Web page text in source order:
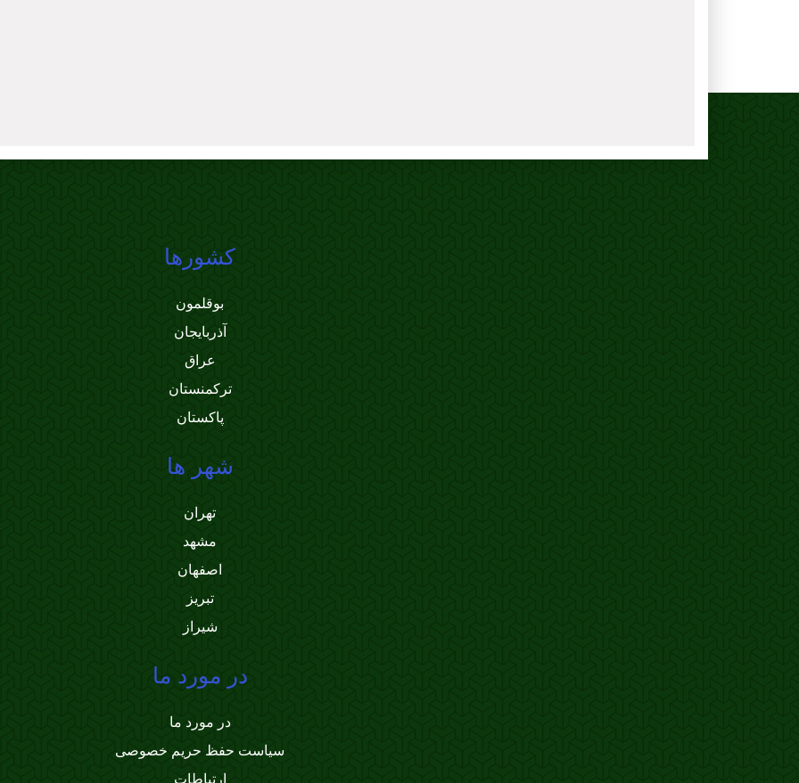
کشورها
بوقلمون
آذربایجان
عراق
ترکمنستان
پاکستان
شهر ها
تهران
مشهد
اصفهان
تبریز
شیراز
در مورد ما
در مورد ما
سیاست حفظ حریم خصوصی
ارتباطات